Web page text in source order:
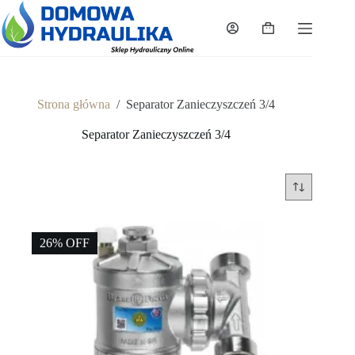
Przejdź
do
treści
Koszyk
Strona główna / Separator Zanieczyszczeń 3/4
Separator Zanieczyszczeń 3/4
26% OFF